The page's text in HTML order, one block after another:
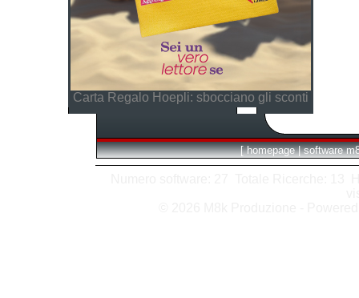
Carta Regalo Hoepli: sbocciano gli sconti
[ homepage | software